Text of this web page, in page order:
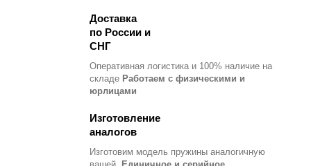
Доставка
по России и
СНГ
Оперативная логистика и 100% наличие на
складе Работаем с физическими и
юрлицами
Изготовление
аналогов
Изготовим модель пружины аналогичную